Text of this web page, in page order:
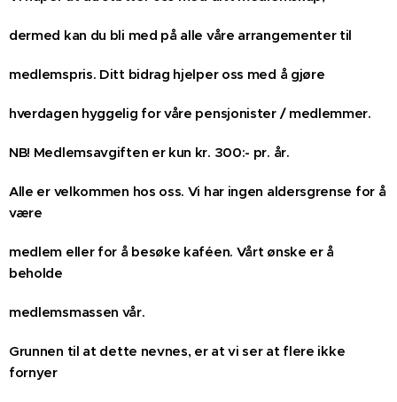
dermed kan du bli med på alle våre arrangementer til
medlemspris. Ditt bidrag hjelper oss med å gjøre
hverdagen hyggelig for våre pensjonister / medlemmer.
NB! Medlemsavgiften er kun kr. 300:- pr. år.
Alle er velkommen hos oss. Vi har ingen aldersgrense for å
være
medlem eller for å besøke kaféen. Vårt ønske er å
beholde
medlemsmassen vår.
Grunnen til at dette nevnes, er at vi ser at flere ikke
fornyer